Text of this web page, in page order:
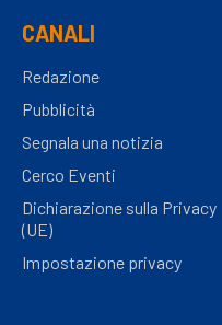
CANALI
Redazione
Pubblicità
Segnala una notizia
Cerco Eventi
Dichiarazione sulla Privacy
(UE)
Impostazione privacy